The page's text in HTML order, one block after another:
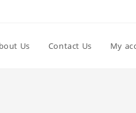
Us Contact Us My